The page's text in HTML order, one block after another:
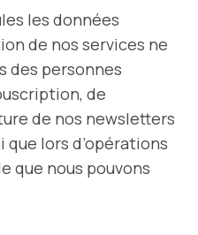
les données
de nos services ne
des personnes
de
de nos newsletters
lors d’opérations
que nous pouvons